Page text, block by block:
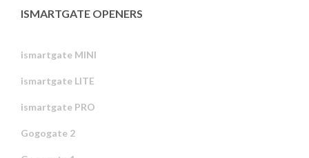
ISMARTGATE OPENERS
ismartgate MINI
ismartgate LITE
ismartgate PRO
Gogogate 2